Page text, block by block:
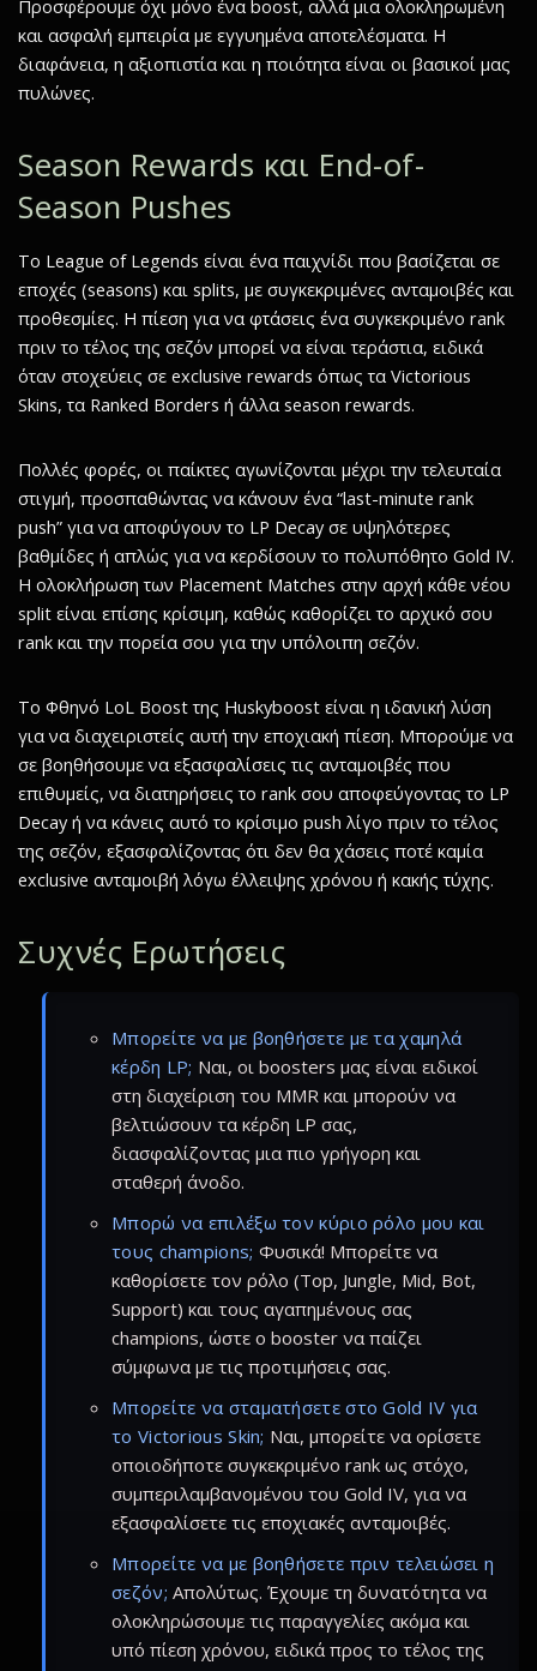
Προσφέρουμε όχι μόνο ένα boost, αλλά μια ολοκληρωμένη
και ασφαλή εμπειρία με εγγυημένα αποτελέσματα. Η
διαφάνεια, η αξιοπιστία και η ποιότητα είναι οι βασικοί μας
πυλώνες.
Season Rewards και End-of-
Season Pushes
Το League of Legends είναι ένα παιχνίδι που βασίζεται σε
εποχές (seasons) και splits, με συγκεκριμένες ανταμοιβές και
προθεσμίες. Η πίεση για να φτάσεις ένα συγκεκριμένο rank
πριν το τέλος της σεζόν μπορεί να είναι τεράστια, ειδικά
όταν στοχεύεις σε exclusive rewards όπως τα Victorious
Skins, τα Ranked Borders ή άλλα season rewards.
Πολλές φορές, οι παίκτες αγωνίζονται μέχρι την τελευταία
στιγμή, προσπαθώντας να κάνουν ένα “last-minute rank
push” για να αποφύγουν το LP Decay σε υψηλότερες
βαθμίδες ή απλώς για να κερδίσουν το πολυπόθητο Gold IV.
Η ολοκλήρωση των Placement Matches στην αρχή κάθε νέου
split είναι επίσης κρίσιμη, καθώς καθορίζει το αρχικό σου
rank και την πορεία σου για την υπόλοιπη σεζόν.
Το Φθηνό LoL Boost της Huskyboost είναι η ιδανική λύση
για να διαχειριστείς αυτή την εποχιακή πίεση. Μπορούμε να
σε βοηθήσουμε να εξασφαλίσεις τις ανταμοιβές που
επιθυμείς, να διατηρήσεις το rank σου αποφεύγοντας το LP
Decay ή να κάνεις αυτό το κρίσιμο push λίγο πριν το τέλος
της σεζόν, εξασφαλίζοντας ότι δεν θα χάσεις ποτέ καμία
exclusive ανταμοιβή λόγω έλλειψης χρόνου ή κακής τύχης.
Συχνές Ερωτήσεις
Μπορείτε να με βοηθήσετε με τα χαμηλά
κέρδη LP; Ναι, οι boosters μας είναι ειδικοί
στη διαχείριση του MMR και μπορούν να
βελτιώσουν τα κέρδη LP σας,
διασφαλίζοντας μια πιο γρήγορη και
σταθερή άνοδο.
Μπορώ να επιλέξω τον κύριο ρόλο μου και
τους champions; Φυσικά! Μπορείτε να
καθορίσετε τον ρόλο (Top, Jungle, Mid, Bot,
Support) και τους αγαπημένους σας
champions, ώστε ο booster να παίζει
σύμφωνα με τις προτιμήσεις σας.
Μπορείτε να σταματήσετε στο Gold IV για
το Victorious Skin; Ναι, μπορείτε να ορίσετε
οποιοδήποτε συγκεκριμένο rank ως στόχο,
συμπεριλαμβανομένου του Gold IV, για να
εξασφαλίσετε τις εποχιακές ανταμοιβές.
Μπορείτε να με βοηθήσετε πριν τελειώσει η
σεζόν; Απολύτως. Έχουμε τη δυνατότητα να
ολοκληρώσουμε τις παραγγελίες ακόμα και
υπό πίεση χρόνου, ειδικά προς το τέλος της